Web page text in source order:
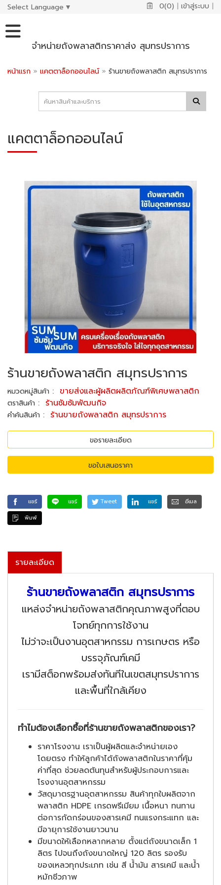
Select Language ▼ 0(0) | เข้าสู่ระบบ |
จำหน่ายถังพลาสติกราคาส่ง สุมทรปราการ
หน้าแรก » แคตตาล็อกออนไลน์ » ร้านขายถังพลาสติก สมุทรปราการ
แคตตาล็อกออนไลน์
ร้านขายถังพลาสติก สมุทรปราการ
หมวดหมู่สินค้า : ขายส่งและผู้ผลิตผลิตภัณฑ์พิเศษพลาสติก
ตราสินค้า : ร้านซัมซัมพัฒนกิจ
คำค้นสินค้า : ร้านขายถังพลาสติก สมุทรปราการ
ขอรายละเอียด
ขอใบเสนอราคา
แชร์ แชร์ Tweet แชร์
อีเมล
พิมพ์
รายละเอียด
ร้านขายถังพลาสติก สมุทรปราการ
แหล่งจำหน่ายถังพลาสติกคุณภาพสูงที่ตอบ
โจทย์ทุกการใช้งาน
ไม่ว่าจะเป็นงานอุตสาหกรรม การเกษตร หรือ
บรรจุภัณฑ์เคมี
เรามีสต็อกพร้อมส่งทันทีในเขตสมุทรปราการ
และพื้นที่ใกล้เคียง
ทำไมต้องเลือกซื้อที่ร้านขายถังพลาสติกของเรา?
ราคาโรงงาน เราเป็นผู้ผลิตและจำหน่ายเอง
โดยตรง ทำให้ลูกค้าได้ถังพลาสติกในราคาที่คุ้ม
ค่าที่สุด ช่วยลดต้นทุนสำหรับผู้ประกอบการและ
โรงงานอุตสาหกรรม
วัสดุมาตรฐานอุตสาหกรรม สินค้าทุกใบผลิตจาก
พลาสติก HDPE เกรดพรีเมียม เนื้อหนา ทนทาน
ต่อการกัดกร่อนของสารเคมี ทนแรงกระแทก และ
มีอายุการใช้งานยาวนาน
มีขนาดให้เลือกหลากหลาย ตั้งแต่ถังขนาดเล็ก 1
ลิตร ไปจนถึงถังขนาดใหญ่ 120 ลิตร รองรับ
ของเหลวทุกประเภท เช่น สี น้ำมัน สารเคมี และน้ำ
หมักชีวภาพ